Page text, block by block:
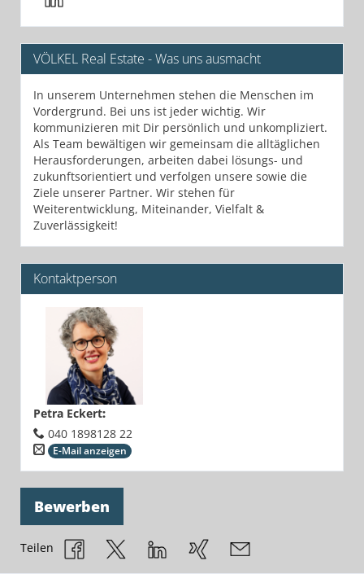
VÖLKEL Real Estate - Was uns ausmacht
In unserem Unternehmen stehen die Menschen im
Vordergrund. Bei uns ist jeder wichtig. Wir
kommunizieren mit Dir persönlich und unkompliziert.
Als Team bewältigen wir gemeinsam die alltäglichen
Herausforderungen, arbeiten dabei lösungs- und
zukunftsorientiert und verfolgen unsere sowie die
Ziele unserer Partner. Wir stehen für
Weiterentwicklung, Miteinander, Vielfalt &
Zuverlässigkeit!
Kontaktperson
Petra Eckert:
040 1898128 22
E-Mail anzeigen
Bewerben
Teilen